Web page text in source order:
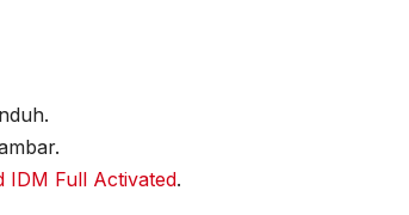
IDM Full Activated.